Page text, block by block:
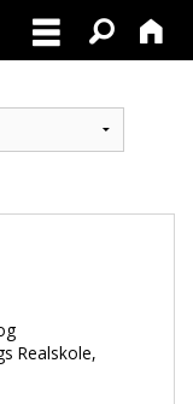
2026
Realskole,